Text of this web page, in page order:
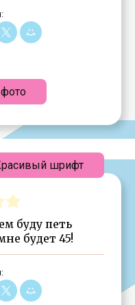
буду петь
будет 45!
шрифт